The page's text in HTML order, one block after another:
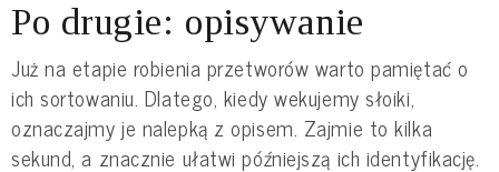
Po drugie: opisywanie
Już na etapie robienia przetworów warto pamiętać o
ich sortowaniu. Dlatego, kiedy wekujemy słoiki,
oznaczajmy je nalepką z opisem. Zajmie to kilka
sekund, a znacznie ułatwi późniejszą ich identyfikację.